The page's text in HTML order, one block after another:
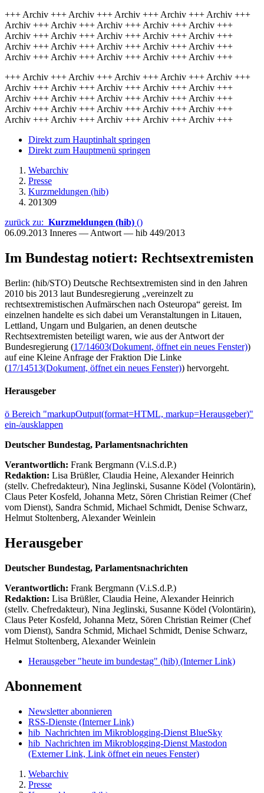
+++ Archiv +++ Archiv +++ Archiv +++ Archiv +++ Archiv +++
Archiv +++ Archiv +++ Archiv +++ Archiv +++ Archiv +++
Archiv +++ Archiv +++ Archiv +++ Archiv +++ Archiv +++
Archiv +++ Archiv +++ Archiv +++ Archiv +++ Archiv +++
Archiv +++ Archiv +++ Archiv +++ Archiv +++ Archiv +++
+++ Archiv +++ Archiv +++ Archiv +++ Archiv +++ Archiv +++
Archiv +++ Archiv +++ Archiv +++ Archiv +++ Archiv +++
Archiv +++ Archiv +++ Archiv +++ Archiv +++ Archiv +++
Archiv +++ Archiv +++ Archiv +++ Archiv +++ Archiv +++
Archiv +++ Archiv +++ Archiv +++ Archiv +++ Archiv +++
Direkt zum Hauptinhalt springen
Direkt zum Hauptmenü springen
Webarchiv
Presse
Kurzmeldungen (hib)
201309
zurück zu: Kurzmeldungen (hib) ()
06.09.2013 Inneres — Antwort — hib 449/2013
Im Bundestag notiert: Rechtsextremisten
Berlin: (hib/STO) Deutsche Rechtsextremisten sind in den Jahren
2010 bis 2013 laut Bundesregierung „vereinzelt zu
rechtsextremistischen Aufmärschen nach Osteuropa“ gereist. Im
einzelnen handelte es sich dabei um Veranstaltungen in Litauen,
Lettland, Ungarn und Bulgarien, an denen deutsche
Rechtsextremisten beteiligt waren, wie aus der Antwort der
Bundesregierung (17/14603(Dokument, öffnet ein neues Fenster))
auf eine Kleine Anfrage der Fraktion Die Linke
(17/14513(Dokument, öffnet ein neues Fenster)) hervorgeht.
Herausgeber
ö Bereich "markupOutput(format=HTML, markup=Herausgeber)"
ein-/ausklappen
Deutscher Bundestag, Parlamentsnachrichten
Verantwortlich: Frank Bergmann (V.i.S.d.P.)
Redaktion: Lisa Brüßler, Claudia Heine, Alexander Heinrich
(stellv. Chefredakteur), Nina Jeglinski, Susanne Ködel (Volontärin),
Claus Peter Kosfeld, Johanna Metz, Sören Christian Reimer (Chef
vom Dienst), Sandra Schmid, Michael Schmidt, Denise Schwarz,
Helmut Stoltenberg, Alexander Weinlein
Herausgeber
Deutscher Bundestag, Parlamentsnachrichten
Verantwortlich: Frank Bergmann (V.i.S.d.P.)
Redaktion: Lisa Brüßler, Claudia Heine, Alexander Heinrich
(stellv. Chefredakteur), Nina Jeglinski, Susanne Ködel (Volontärin),
Claus Peter Kosfeld, Johanna Metz, Sören Christian Reimer (Chef
vom Dienst), Sandra Schmid, Michael Schmidt, Denise Schwarz,
Helmut Stoltenberg, Alexander Weinlein
Herausgeber "heute im bundestag" (hib) (Interner Link)
Abonnement
Newsletter abonnieren
RSS-Dienste (Interner Link)
hib_Nachrichten im Mikroblogging-Dienst BlueSky
hib_Nachrichten im Mikroblogging-Dienst Mastodon
(Externer Link, Link öffnet ein neues Fenster)
Webarchiv
Presse